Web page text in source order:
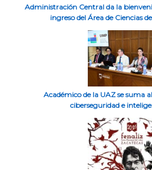
Administración Central da la
ingreso del Área de Ciencias
Académico de la UAZ se suma
ciberseguridad e